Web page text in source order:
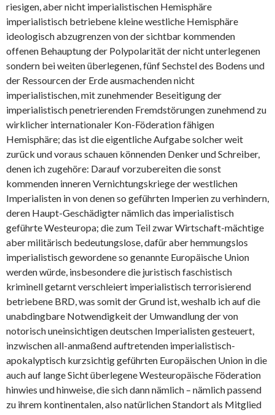
riesigen, aber nicht imperialistischen Hemisphäre
imperialistisch betriebene kleine westliche Hemisphäre
ideologisch abzugrenzen von der sichtbar kommenden
offenen Behauptung der Polypolarität der nicht unterlegenen
sondern bei weiten überlegenen, fünf Sechstel des Bodens und
der Ressourcen der Erde ausmachenden nicht
imperialistischen, mit zunehmender Beseitigung der
imperialistisch penetrierenden Fremdstörungen zunehmend zu
wirklicher internationaler Kon-Föderation fähigen
Hemisphäre; das ist die eigentliche Aufgabe solcher weit
zurück und voraus schauen könnenden Denker und Schreiber,
denen ich zugehöre: Darauf vorzubereiten die sonst
kommenden inneren Vernichtungskriege der westlichen
Imperialisten in von denen so geführten Imperien zu verhindern,
deren Haupt-Geschädigter nämlich das imperialistisch
geführte Westeuropa; die zum Teil zwar Wirtschaft-mächtige
aber militärisch bedeutungslose, dafür aber hemmungslos
imperialistisch gewordene so genannte Europäische Union
werden würde, insbesondere die juristisch faschistisch
kriminell getarnt verschleiert imperialistisch terrorisierend
betriebene BRD, was somit der Grund ist, weshalb ich auf die
unabdingbare Notwendigkeit der Umwandlung der von
notorisch uneinsichtigen deutschen Imperialisten gesteuert,
inzwischen all-anmaßend auftretenden imperialistisch-
apokalyptisch kurzsichtig geführten Europäischen Union in die
auch auf lange Sicht überlegene Westeuropäische Föderation
hinwies und hinweise, die sich dann nämlich – nämlich passend
zu ihrem kontinentalen, also natürlichen Standort als Mitglied